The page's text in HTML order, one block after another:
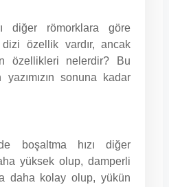
diğer römorklara göre
özellik vardır, ancak
özellikleri nelerdir? Bu
sonuna kadar
boşaltma hızı diğer
yüksek olup, damperli
daha kolay olup, yükün